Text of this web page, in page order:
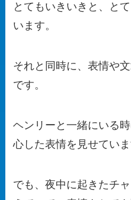
とてもいきいきと、と
います。
それと同時に、表情や
です。
ヘンリーと一緒にいる
心した表情を見せていま
でも、夜中に起きたチ